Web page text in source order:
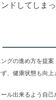
ドしてしま
グの進め方を提案
、健康状態も向上
ル出来るよう自己